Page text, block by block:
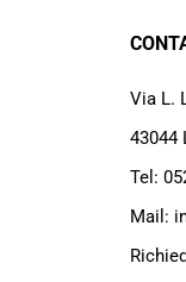
Via L.
43044
Tel:
Mail: